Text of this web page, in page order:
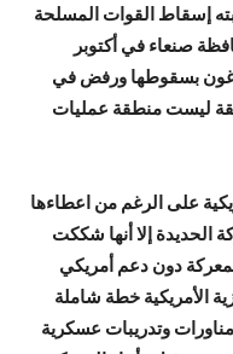
إسقاط القوات المسلحة
صنعاء في أكتوبر
بسقوطها ورفض في
ليست منطقة عمليات
على الرغم من اعطاءها
الحديدة إلا أنها شككت
دون دعم أمريكي
الأمريكية خطة شاملة
وتدريبات عسكرية